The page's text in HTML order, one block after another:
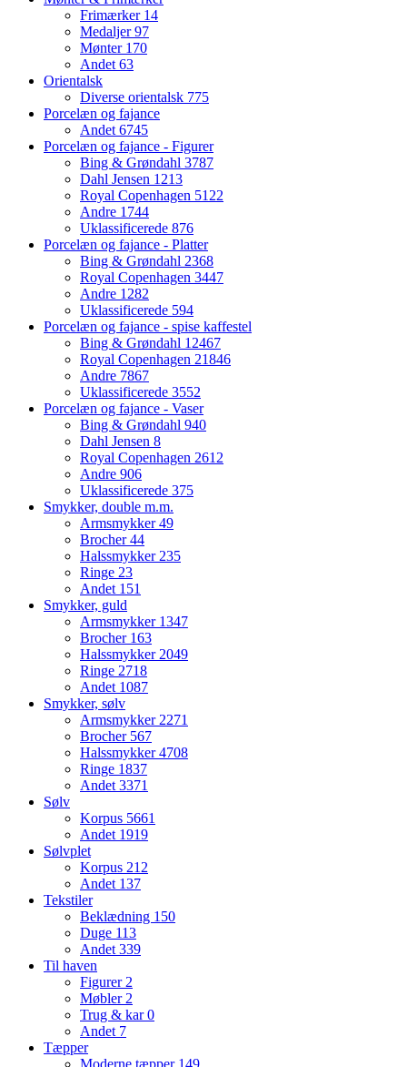
Frimærker 14
Medaljer97
Mønter 170
Andet 63
Orientalsk
Diverse orientalsk 775
Porcelæn og fajance
Andet 6745
Porcelæn og fajance - Figurer
Bing & Grøndahl 3787
Dahl Jensen 1213
Royal Copenhagen 5122
Andre 1744
Uklassificerede 876
Porcelæn og fajance - Platter
Bing & Grøndahl 2368
Royal Copenhagen 3447
Andre 1282
Uklassificerede 594
Porcelæn og fajance - spise kaffestel
Bing & Grøndahl 12467
Royal Copenhagen 21846
Andre 7867
Uklassificerede 3552
Porcelæn og fajance - Vaser
Bing & Grøndahl 940
Dahl Jensen 8
Royal Copenhagen 2612
Andre 906
Uklassificerede 375
Smykker, double m.m.
Armsmykker49
Brocher44
Halssmykker 235
Ringe 23
Andet 151
Smykker, guld
Armsmykker 1347
Brocher 163
Halssmykker 2049
Ringe 2718
Andet 1087
Smykker, sølv
Armsmykker 2271
Brocher 567
Halssmykker4708
Ringe 1837
Andet 3371
Sølv
Korpus 5661
Andet 1919
Sølvplet
Korpus 212
Andet 137
Tekstiler
Beklædning 150
Duge 113
Andet 339
Til haven
Figurer 2
Møbler 2
Trug & kar0
Andet 7
Tæpper